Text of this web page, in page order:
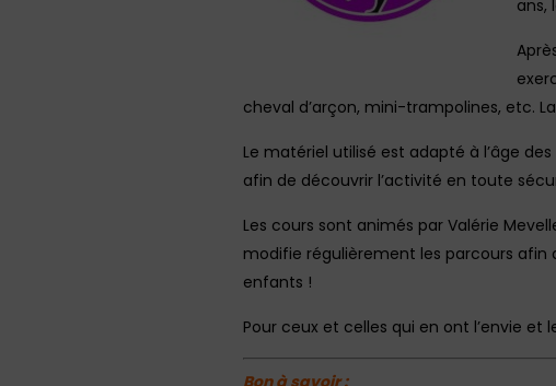
ans,
cheval d’arçon, mini-trampolines, etc.
Le matériel utilisé est adapté à l’âge
afin de découvrir l’activité en toute
Les cours sont animés par Valérie
modifie régulièrement les parcours afin
enfants !
Pour ceux et celles qui en ont l’envie
Bon à savoir :